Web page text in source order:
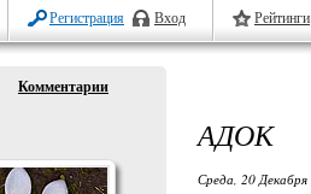
Регистрация Вход Рейтинги
Комментарии
АДОК
Среда, 20